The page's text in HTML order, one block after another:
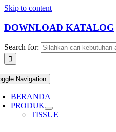
Skip to content
DOWNLOAD KATALOG
Search for:
Navigation
BERANDA
PRODUK
TISSUE